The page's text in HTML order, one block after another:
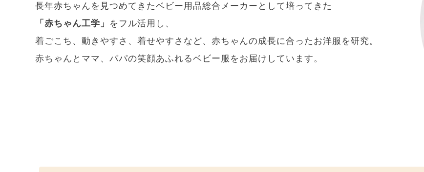
長年赤ちゃんを見つめてきたベビー用品総合メーカーとして培ってきた
「赤ちゃん工学」 をフル活用し、
着ごこち、動きやすさ、着せやすさなど、赤ちゃんの成長に合ったお洋服を研究。
赤ちゃんとママ、パパの笑顔あふれるベビー服をお届けしています。